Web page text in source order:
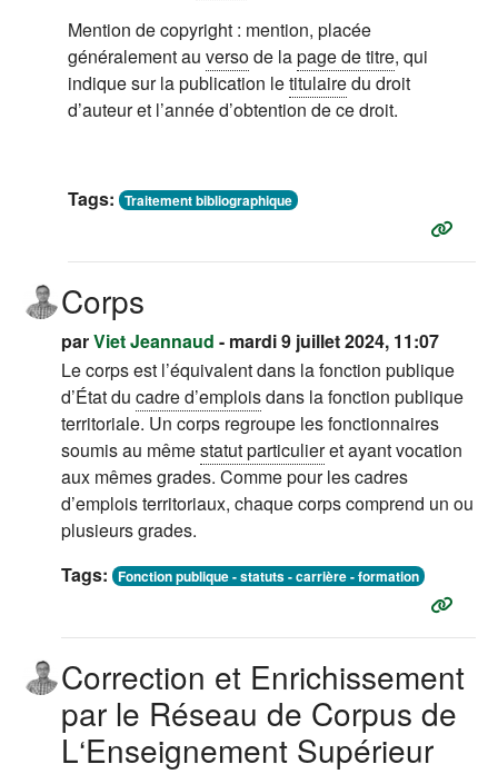
Mention de copyright : mention, placée
généralement au versode lapage de titre, qui
indique sur la publication letitulairedu droit
d’auteur et l’année d’obtention de ce droit.
Tags: Traitement bibliographique
Corps
parViet Jeannaud - mardi 9 juillet 2024, 11:07
Le corps est l’équivalent dans lafonction publique
d’Étatdu cadre d’emploisdans lafonction publique
territoriale. Un corps regroupe les fonctionnaires
soumis au mêmestatut particulieret ayant vocation
aux mêmes grades. Comme pour les cadres
d’emplois territoriaux, chaque corps comprend un ou
plusieurs grades.
Tags: Fonction publique - statuts - carrière - formation
Correction et Enrichissement
par le Réseau de Corpus de
L‘Enseignement Supérieur